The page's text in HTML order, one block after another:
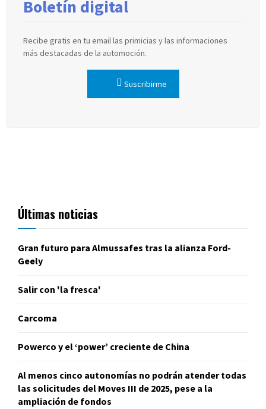
Boletín digital
Recibe gratis en tu email las primicias y las informaciones
más destacadas de la automoción.
Suscribirme
Últimas noticias
Gran futuro para Almussafes tras la alianza Ford-
Geely
Salir con 'la fresca'
Carcoma
Powerco y el ‘power’ creciente de China
Al menos cinco autonomías no podrán atender todas
las solicitudes del Moves III de 2025, pese a la
ampliación de fondos